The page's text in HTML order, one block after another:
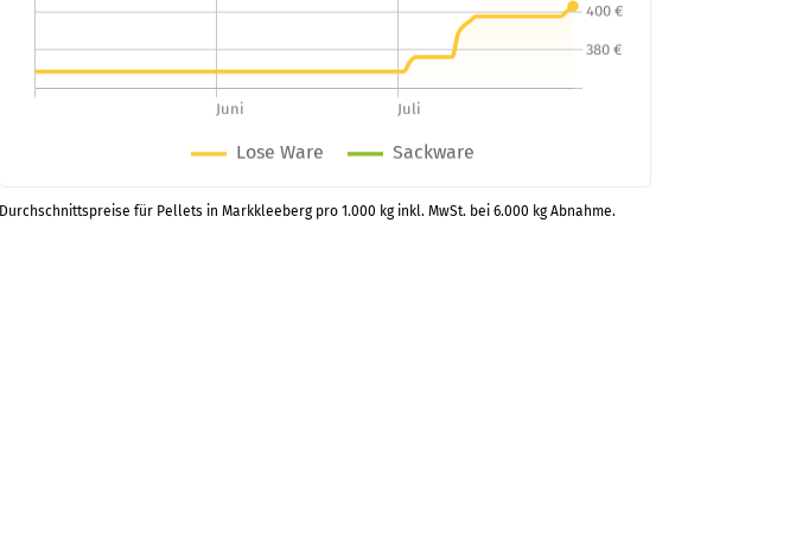
Durchschnittspreise für Pellets in Markkleeberg pro 1.000 kg inkl. MwSt. bei 6.000 kg Abnahme.